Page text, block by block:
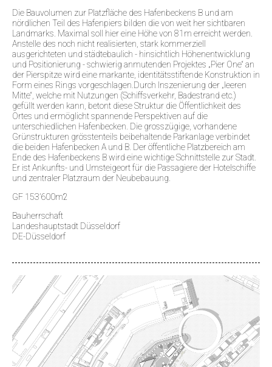
Die Bauvolumen zur Platzfläche des Hafenbeckens B und am
nördlichen Teil des Hafenpiers bilden die von weit her sichtbaren
Landmarks. Maximal soll hier eine Höhe von 81m erreicht werden.
Anstelle des noch nicht realisierten, stark kommerziell
ausgerichteten und städtebaulich - hinsichtlich Höhenentwicklung
und Positionierung - schwierig anmutenden Projektes „Pier One“ an
der Pierspitze wird eine markante, identitätsstiftende Konstruktion in
Form eines Rings vorgeschlagen.Durch Inszenierung der „leeren
Mitte“, welche mit Nutzungen (Schiffsverkehr, Badestrand etc.)
gefüllt werden kann, betont diese Struktur die Öffentlichkeit des
Ortes und ermöglicht spannende Perspektiven auf die
unterschiedlichen Hafenbecken. Die grosszügige, vorhandene
Grünstrukturen grösstenteils beibehaltende Parkanlage verbindet
die beiden Hafenbecken A und B. Der öffentliche Platzbereich am
Ende des Hafenbeckens B wird eine wichtige Schnittstelle zur Stadt.
Er ist Ankunfts- und Umsteigeort für die Passagiere der Hotelschiffe
und zentraler Platzraum der Neubebauung.
GF 153’600m2
Bauherrschaft
Landeshauptstadt Düsseldorf
DE-Düsseldorf